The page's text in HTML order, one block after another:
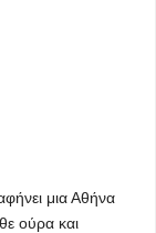
μια Αθήνα
ούρα και